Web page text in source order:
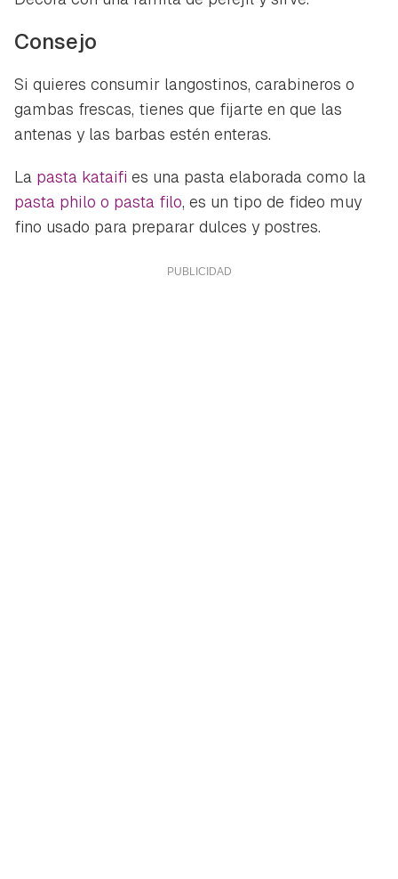
Consejo
Si quieres consumir langostinos, carabineros o
gambas frescas, tienes que fijarte en que las
antenas y las barbas estén enteras.
La pasta kataifi es una pasta elaborada como la
pasta philo o pasta filo, es un tipo de fideo muy
fino usado para preparar dulces y postres.